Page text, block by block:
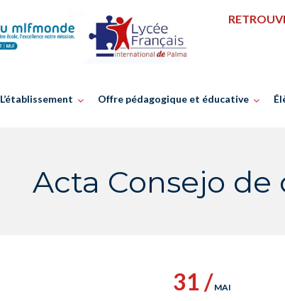
L’établissement Offre pédagogique et éducative
Acta Consejo de
31 / MAI